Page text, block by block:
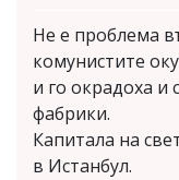
Не е проблема
комунистите
и го окрадоха и
фабрики.
Капитала на
в Истанбул.